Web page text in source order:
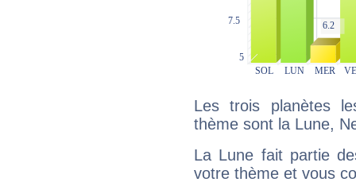
Les trois planètes
thème sont la Lune,
La Lune fait partie
votre thème et vous